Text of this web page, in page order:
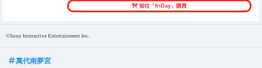
前往「friDay」購買
©Sony Interactive Entertainment Inc.
萬代南夢宮